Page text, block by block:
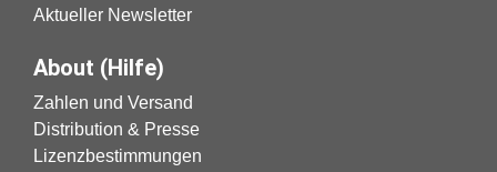
Aktueller Newsletter
About (Hilfe)
Zahlen und Versand
Distribution & Presse
Lizenzbestimmungen